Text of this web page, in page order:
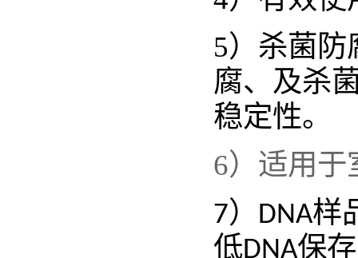
5）杀菌
腐、及杀
稳定性。
6） 适用于
7） DNA样
低DNA保